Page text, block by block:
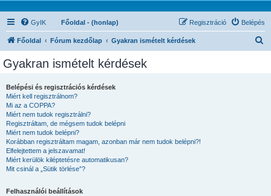
GyIK Főoldal - (honlap) Belépés
Regisztráció
Főoldal Fórum kezdőlap Gyakran ismételt kérdések
Gyakran ismételt kérdések
Belépési és regisztrációs kérdések
Miért kell regisztrálnom?
Mi az a COPPA?
Miért nem tudok regisztrálni?
Regisztráltam, de mégsem tudok belépni
Miért nem tudok belépni?
Korábban regisztráltam magam, azonban már nem tudok belépni?!
Elfelejtettem a jelszavamat!
Miért kerülök kiléptetésre automatikusan?
Mit csinál a „Sütik törlése”?
Felhasználói beállítások